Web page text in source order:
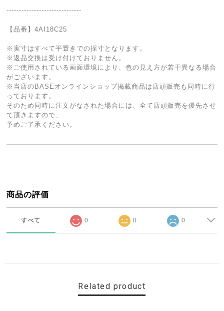
------------------------------
【品番】4AI18C25
※実寸はすべて平置きでの採寸となります。
※返品交換は受け付けておりません。
※ご使用されている画面環境により、色の見え方が若干異なる場合
がございます。
※当店のBASEオンラインショップ掲載商品は店頭販売も同時に行
っております。
そのため同時に注文がなされた場合には、全て店頭販売を優先させ
て頂きますので、
予めご了承ください。
商品の評価
すべて 0 0 0
Related product